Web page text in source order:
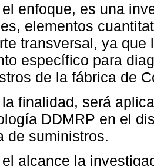
enfoque, es una
elementos
transversal, ya
específico para
de la fábrica de
finalidad, será
DDMRP en el
de suministros.
alcance la